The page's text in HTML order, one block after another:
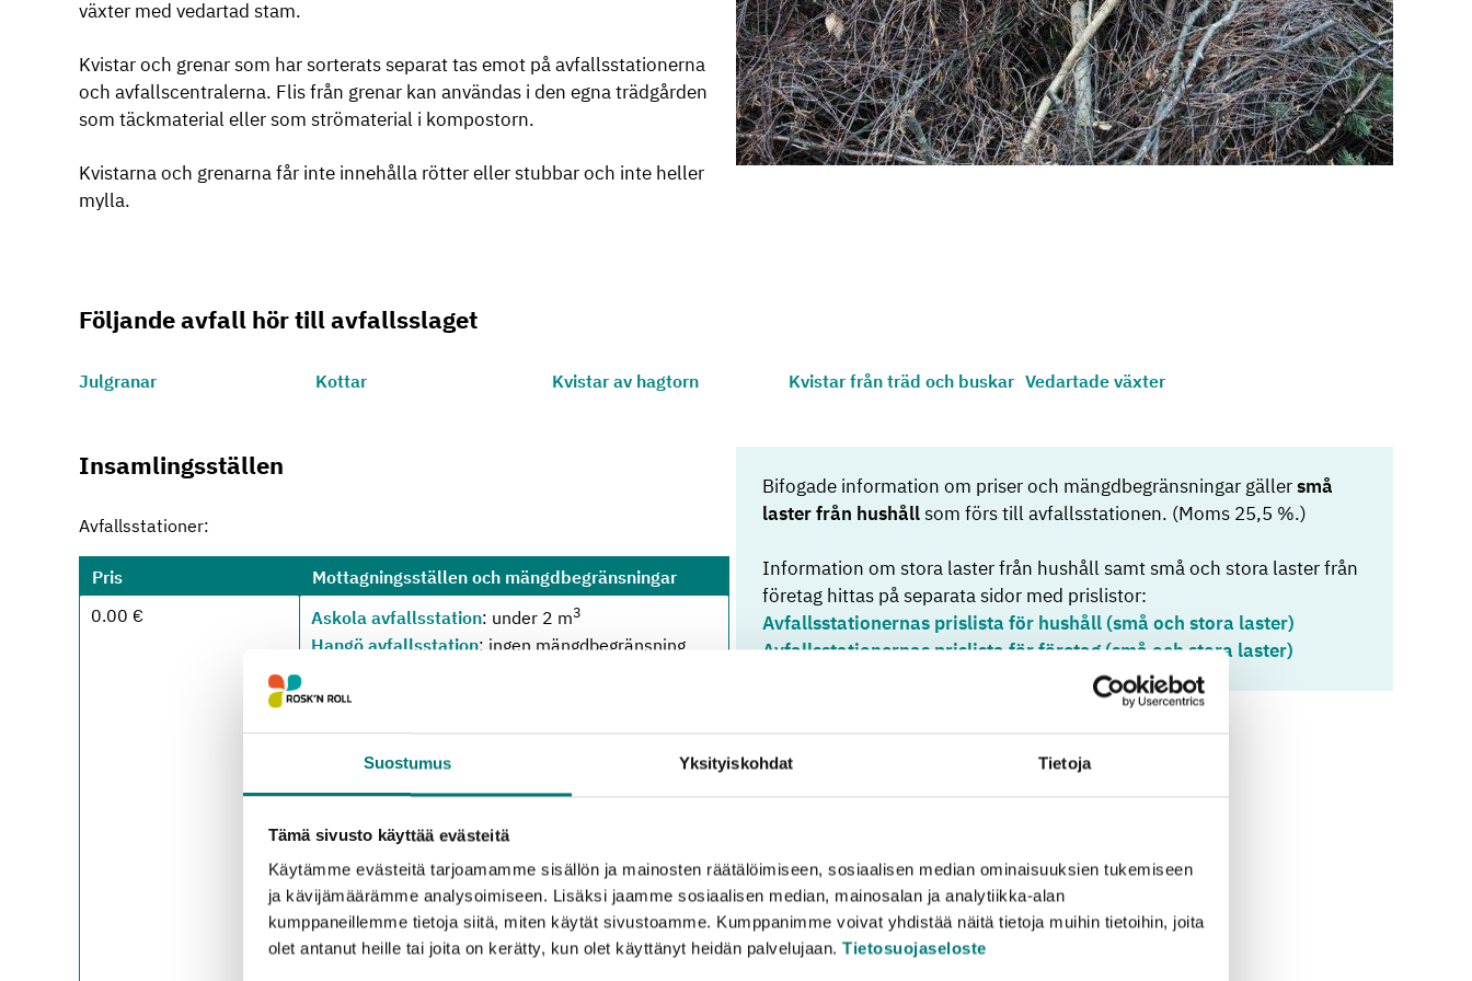
Suostumus Yksityiskohdat Tietoja
Tämä sivusto käyttää evästeitä
Käytämme evästeitä tarjoamamme sisällön ja mainosten räätälöimiseen, sosiaalisen median ominaisuuksien tukemiseen
ja kävijämäärämme analysoimiseen. Lisäksi jaamme sosiaalisen median, mainosalan ja analytiikka-alan
kumppaneillemme tietoja siitä, miten käytät sivustoamme. Kumppanimme voivat yhdistää näitä tietoja muihin tietoihin, joita
olet antanut heille tai joita on kerätty, kun olet käyttänyt heidän palvelujaan. Tietosuojaseloste
växter med vedartad stam.
Kvistar och grenar som har sorterats separat tas emot på avfallsstationerna
och avfallscentralerna. Flis från grenar kan användas i den egna trädgården
som täckmaterial eller som strömaterial i kompostorn.
Kvistarna och grenarna får inte innehålla rötter eller stubbar och inte heller
mylla.
Följande avfall hör till avfallsslaget
Julgranar Kottar Kvistar av hagtorn Kvistar från träd och buskar Vedartade växter
Insamlingsställen
Avfallsstationer:
Pris
0.00 €
Mottagningsställen och mängdbegränsningar
Askola avfallsstation: under 2 m3
Hangö avfallsstation: ingen mängdbegränsning
Karis avfallsstation
Karislojo avfallsstation: under 2 m
Högfors avfallsstation
Borgnäs avfallsstation: under 2 m
Borgå avfallscentral: ingen mängdbegränsning
Pusula avfallsstation: under 2 m3
Strömfors avfallsstation: under 2 m 3
Sibbo avfallsstation: ingen mängdbegränsning
Bifogade information om priser och mängdbegränsningar gällersmå
laster från hushållsom förs till avfallsstationen. (Moms 25,5 %.)
Information om stora laster från hushåll samt små och stora laster från
företag hittas på separata sidor med prislistor:
Avfallsstationernas prislista för hushåll (små och stora laster)
Avfallsstationernas prislista för företag (små och stora laster)